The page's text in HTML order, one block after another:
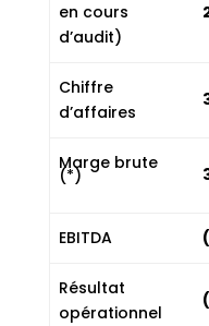
en cours
d’audit)
Chiffre
d’affaires
Marge brute
(*)
EBITDA
Résultat
opérationnel